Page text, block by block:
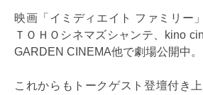
映画「イミディエイト ファミリー
ＴＯＨＯシネマズシャンテ、kino
GARDEN CINEMA他で劇場公開中。
これからもトークゲスト登壇付き